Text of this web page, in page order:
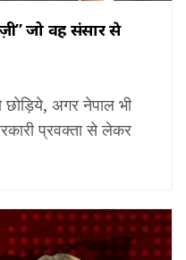
जो वह संसार से
अगर नेपाल भी
प्रवक्ता से लेकर